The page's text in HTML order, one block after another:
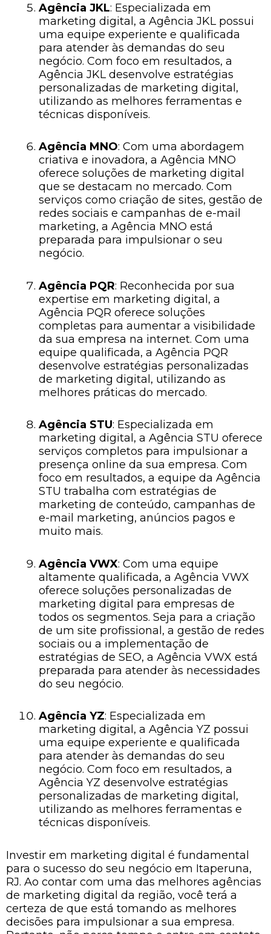
Agência JKL: Especializada em
marketing digital, a Agência JKL possui
uma equipe experiente e qualificada
para atender às demandas do seu
negócio. Com foco em resultados, a
Agência JKL desenvolve estratégias
personalizadas de marketing digital,
utilizando as melhores ferramentas e
técnicas disponíveis.
Agência MNO: Com uma abordagem
criativa e inovadora, a Agência MNO
oferece soluções de marketing digital
que se destacam no mercado. Com
serviços como criação de sites, gestão de
redes sociais e campanhas de e-mail
marketing, a Agência MNO está
preparada para impulsionar o seu
negócio.
Agência PQR: Reconhecida por sua
expertise em marketing digital, a
Agência PQR oferece soluções
completas para aumentar a visibilidade
da sua empresa na internet. Com uma
equipe qualificada, a Agência PQR
desenvolve estratégias personalizadas
de marketing digital, utilizando as
melhores práticas do mercado.
Agência STU: Especializada em
marketing digital, a Agência STU oferece
serviços completos para impulsionar a
presença online da sua empresa. Com
foco em resultados, a equipe da Agência
STU trabalha com estratégias de
marketing de conteúdo, campanhas de
e-mail marketing, anúncios pagos e
muito mais.
Agência VWX: Com uma equipe
altamente qualificada, a Agência VWX
oferece soluções personalizadas de
marketing digital para empresas de
todos os segmentos. Seja para a criação
de um site profissional, a gestão de redes
sociais ou a implementação de
estratégias de SEO, a Agência VWX está
preparada para atender às necessidades
do seu negócio.
Agência YZ: Especializada em
marketing digital, a Agência YZ possui
uma equipe experiente e qualificada
para atender às demandas do seu
negócio. Com foco em resultados, a
Agência YZ desenvolve estratégias
personalizadas de marketing digital,
utilizando as melhores ferramentas e
técnicas disponíveis.
Investir em marketing digital é fundamental
para o sucesso do seu negócio em Itaperuna,
RJ. Ao contar com uma das melhores agências
de marketing digital da região, você terá a
certeza de que está tomando as melhores
decisões para impulsionar a sua empresa.